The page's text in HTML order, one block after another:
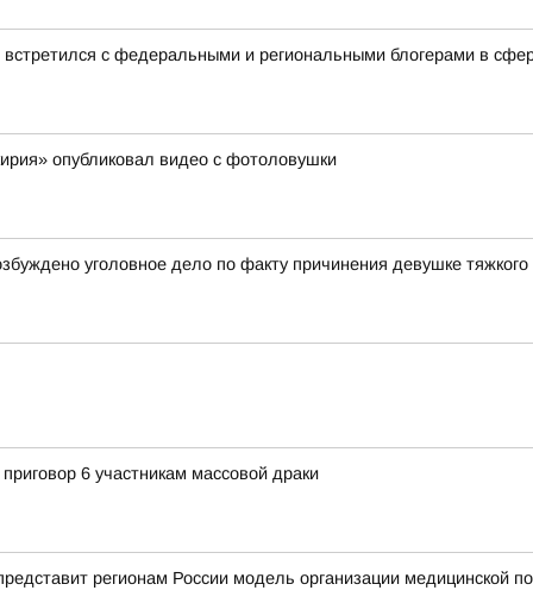
с федеральными и региональными блогерами в
опубликовал видео с фотоловушки
уголовное дело по факту причинения девушке
6 участникам массовой драки
регионам России модель организации медицинской